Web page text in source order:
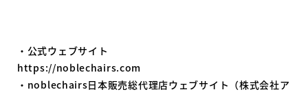
・公式ウェブサイト
https://noblechairs.com
・noblechairs日本販売総代理店ウェブサイト（株式会社ア